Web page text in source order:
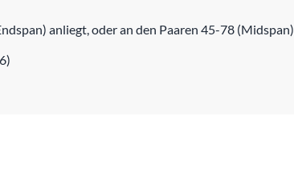
anliegt, oder an den Paaren 45-78 (Midspan)